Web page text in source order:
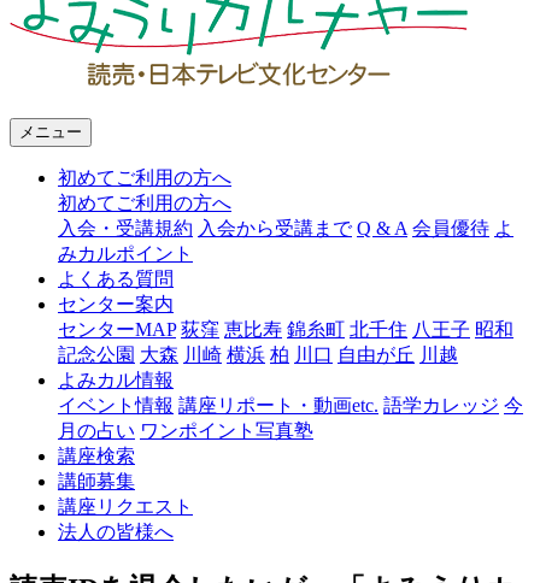
チ
メニュー
初めてご利用の方へ
初めてご利用の方へ
入会・受講規約 入会から受講まで Q & A 会員優待 よ
みカルポイント
よくある質問
センター案内
センターMAP 荻窪 恵比寿 錦糸町 北千住 八王子 昭和
記念公園 大森 川崎 横浜 柏 川口 自由が丘 川越
よみカル情報
イベント情報 講座リポート・動画etc. 語学カレッジ 今
月の占い ワンポイント写真塾
講座検索
講師募集
講座リクエスト
法人の皆様へ